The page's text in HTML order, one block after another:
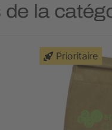
la
Prioritaire